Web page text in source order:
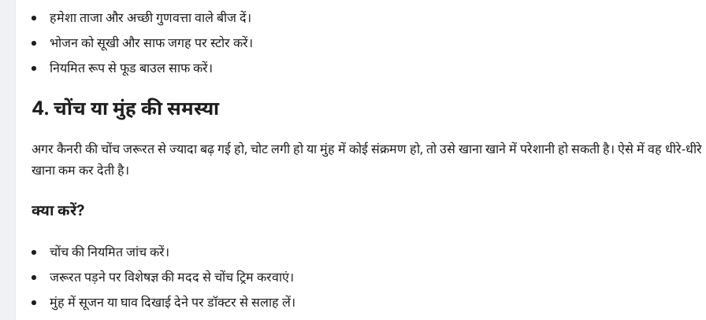
हमेशा ताजा और अच्छी गुणवत्ता वाले बीज दें।
भोजन को सूखी और साफ जगह पर स्टोर करें।
नियमित रूप से फूड बाउल साफ करें।
4. चोंच या मुंह की समस्या
अगर कैनरी की चोंच जरूरत से ज्यादा बढ़ गई हो, चोट लगी हो या मुंह में कोई संक्रमण हो, तो उसे खाना खाने में परेशानी हो सकती है। ऐसे में वह धीरे-धीरे
खाना कम कर देती है।
क्या करें?
चोंच की नियमित जांच करें।
जरूरत पड़ने पर विशेषज्ञ की मदद से चोंच ट्रिम करवाएं।
मुंह में सूजन या घाव दिखाई देने पर डॉक्टर से सलाह लें।